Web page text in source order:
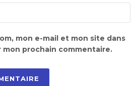
mon e-mail et mon site dans
mon prochain commentaire.